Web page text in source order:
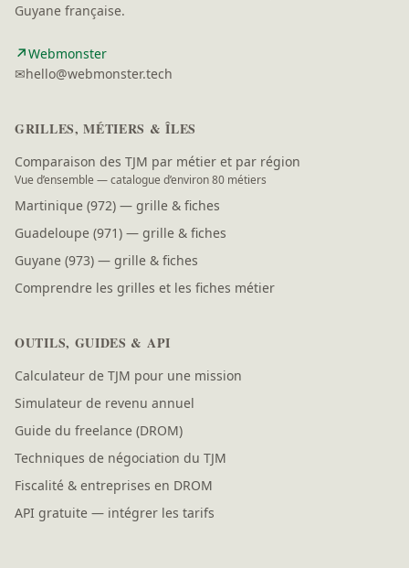
Guyane française.
↗Webmonster(nouvelle fenêtre)
✉hello@webmonster.tech
GRILLES, MÉTIERS & ÎLES
Comparaison des TJM par métier et par région
Vue d’ensemble — catalogue d’environ 80 métiers
Martinique (972) — grille & fiches
Guadeloupe (971) — grille & fiches
Guyane (973) — grille & fiches
Comprendre les grilles et les fiches métier
OUTILS, GUIDES & API
Calculateur de TJM pour une mission
Simulateur de revenu annuel
Guide du freelance (DROM)
Techniques de négociation du TJM
Fiscalité & entreprises en DROM
API gratuite — intégrer les tarifs